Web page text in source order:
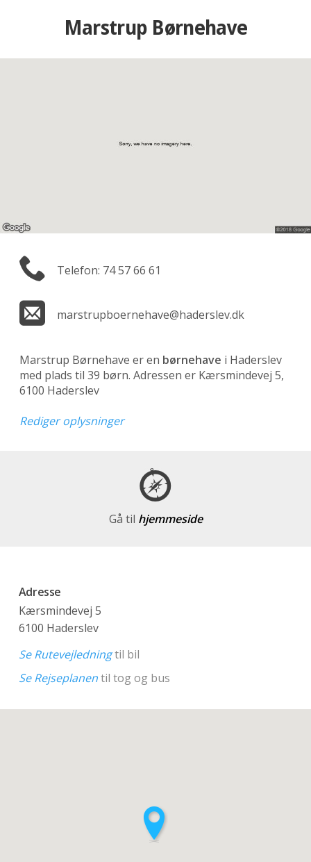
Marstrup Børnehave
Telefon: 74 57 66 61
marstrupboernehave@haderslev.dk
Marstrup Børnehave er en børnehave i Haderslev
med plads til 39 børn. Adressen er Kærsmindevej 5,
6100 Haderslev
Rediger oplysninger
Gå til hjemmeside
Adresse
Kærsmindevej 5
6100 Haderslev
Se Rutevejledningtil bil
Se Rejseplanentil tog og bus